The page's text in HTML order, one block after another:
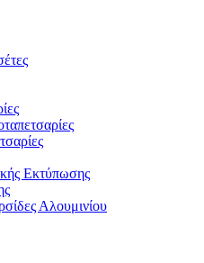
Εκτύπωσης
Αλουμινίου